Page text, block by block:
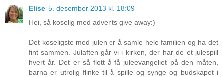
Elise 5. desember 2013 kl. 18:09
Hei, så koselig med advents give away:)
Det koseligste med julen er å samle hele familien og ha det
fint sammen. Julaften går vi i kirken, der har de et julespill
hvert år. Det er så flott å få juleevangeliet på den måten,
barna er utrolig flinke til å spille og synge og budskapet i